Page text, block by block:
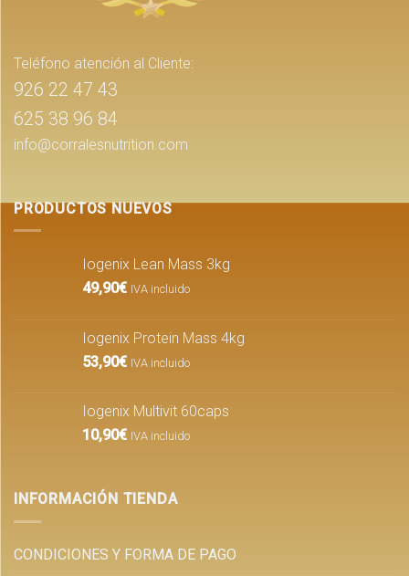
Teléfono atención al Cliente:
926 22 47 43
625 38 96 84
info@corralesnutrition.com
PRODUCTOS NUEVOS
Iogenix Lean Mass 3kg
49,90€ IVA incluido
Iogenix Protein Mass 4kg
53,90€ IVA incluido
Iogenix Multivit 60caps
10,90€ IVA incluido
INFORMACIÓN TIENDA
CONDICIONES Y FORMA DE PAGO